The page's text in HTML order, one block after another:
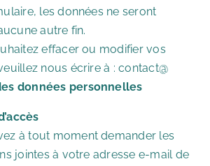
les données ne seront
autre fin.
effacer ou modifier vos
nous écrire à : contact@
données personnelles
à tout moment demander les
jointes à votre adresse e-mail de